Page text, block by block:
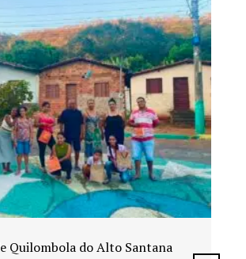
em Cores” leva pinturas a
de Senador Canedo